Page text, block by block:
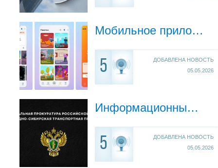
Мобильное приложение «МЧС России»
5
ДОБАВЛЕНА НОВОСТЬ
05.05.2026
Информационный видеоролик о негативных последствиях противоправного и преступного поведения
5
ДОБАВЛЕНА НОВОСТЬ
05.05.2026